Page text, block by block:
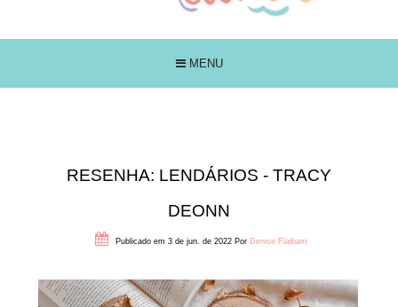
MENU
RESENHA: LENDÁRIOS - TRACY
DEONN
Publicado em 3 de jun. de 2022 Por Denise Flaibam